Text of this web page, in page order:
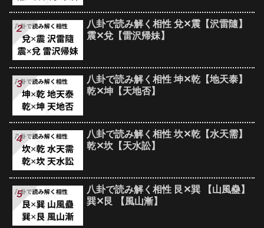
八卦で読み解く相性 兌✕震【沢雷隨】
震✕兌【雷沢帰妹】
八卦で読み解く相性 坤✕乾【地天泰】
乾✕坤【天地否】
八卦で読み解く相性 坎✕乾【水天需】
乾✕坎【天水訟】
八卦で読み解く相性 艮✕巽 【山風蠱】
巽✕艮 【風山漸】